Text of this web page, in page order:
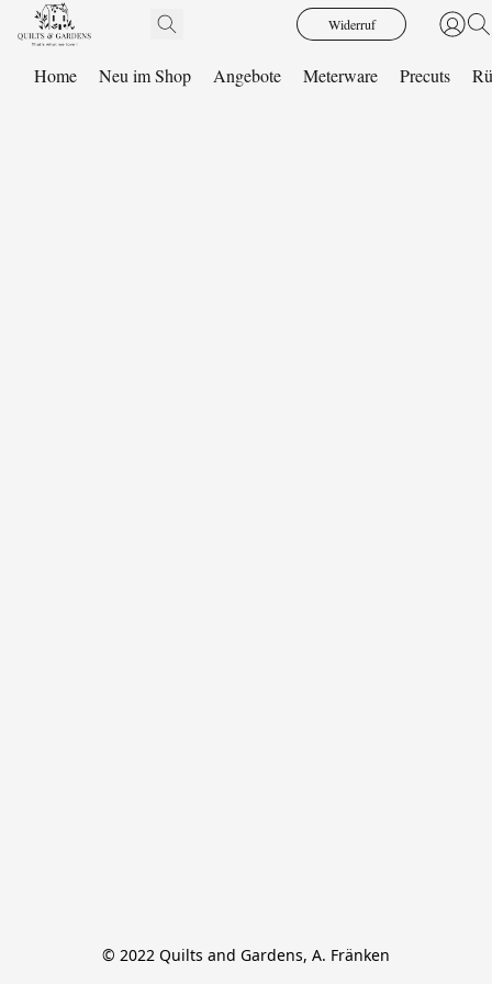
Widerruf
Home Neu im Shop Angebote Meterware Precuts
© 2022 Quilts and Gardens, A. Fränken